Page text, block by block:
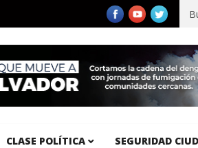
Internacional del Pacífico registra 92 %
CLASE POLÍTICA SEGURIDAD